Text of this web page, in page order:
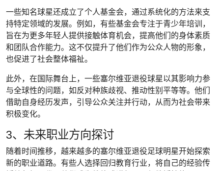
一些知名球星还成立了个人基金会，通过系统化的方法来支
持特定领域的发展。例如，有些基金会专注于青少年培训，
旨在为更多年轻人提供接触体育机会，提高他们的身体素质
和团队合作能力。这不仅提升了他们作为公众人物的形象，
也促进了社会整体福祉。
此外，在国际舞台上，一些塞尔维亚退役球星以其影响力参
与全球性的问题，如反对种族歧视、推动性别平等等。他们
借助自身经历发声，引导公众关注并行动，从而为社会带来
积极变化。
3、未来职业方向探讨
随着时间推移，越来越多的塞尔维亚退役足球明星开始探索
新的职业道路。有些人选择回归教育行业，将自己的经验传